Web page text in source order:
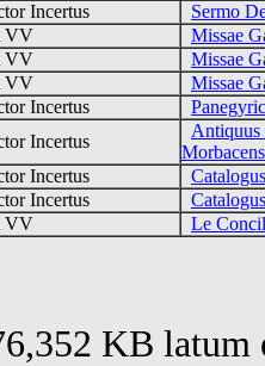
Incertus
Sermo
VV
Missae
VV
Missae
VV
Missae
Incertus
Incertus
Antiquus
Incertus
Incertus
VV Le
KB latum